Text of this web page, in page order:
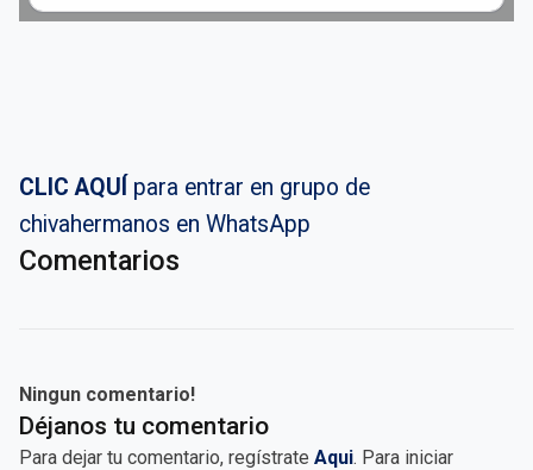
CLIC AQUÍ para entrar en grupo de
chivahermanos en WhatsApp
Comentarios
Ningun comentario!
Déjanos tu comentario
Para dejar tu comentario, regístrate Aqui. Para iniciar